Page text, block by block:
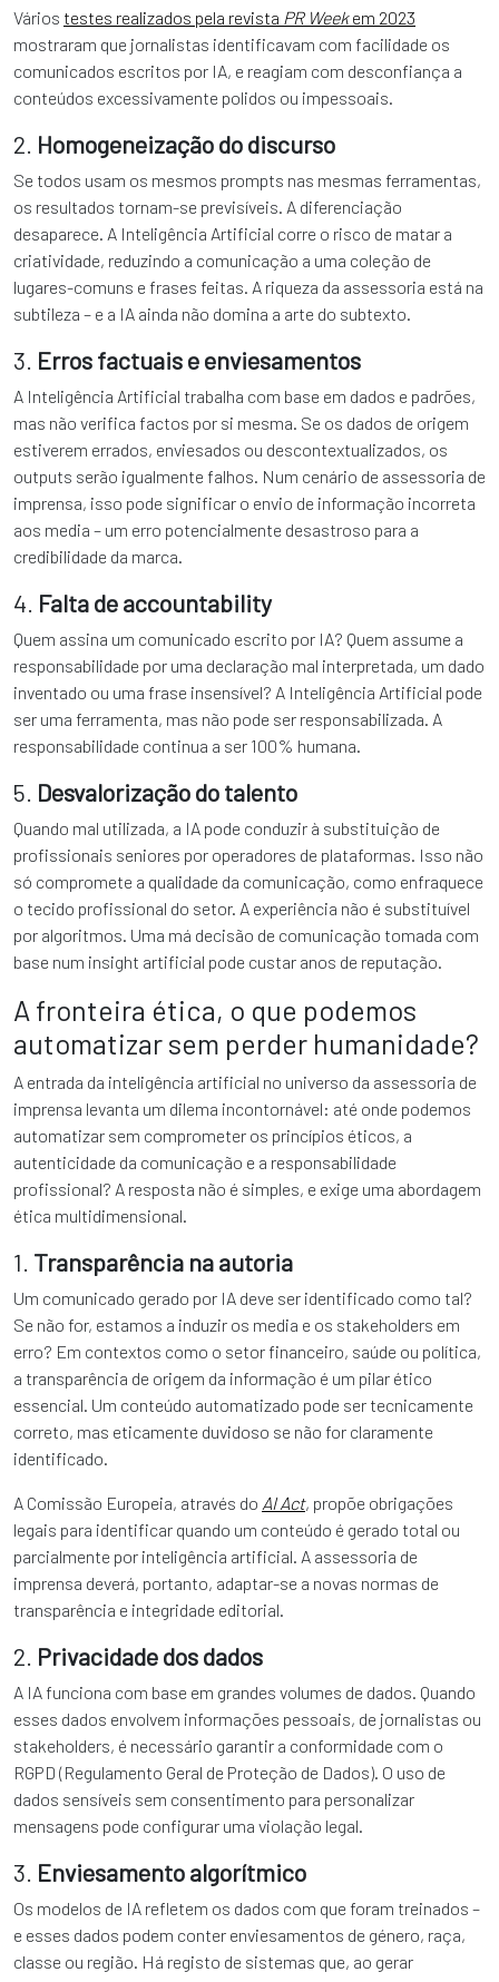
Vários testes realizados pela revista PR Weekem 2023
mostraram que jornalistas identificavam com facilidade os
comunicados escritos por IA, e reagiam com desconfiança a
conteúdos excessivamente polidos ou impessoais.
2. Homogeneização do discurso
Se todos usam os mesmos prompts nas mesmas ferramentas,
os resultados tornam-se previsíveis. A diferenciação
desaparece. A Inteligência Artificial corre o risco de matar a
criatividade, reduzindo a comunicação a uma coleção de
lugares-comuns e frases feitas. A riqueza da assessoria está na
subtileza – e a IA ainda não domina a arte do subtexto.
3. Erros factuais e enviesamentos
A Inteligência Artificial trabalha com base em dados e padrões,
mas não verifica factos por si mesma. Se os dados de origem
estiverem errados, enviesados ou descontextualizados, os
outputs serão igualmente falhos. Num cenário de assessoria de
imprensa, isso pode significar o envio de informação incorreta
aos media – um erro potencialmente desastroso para a
credibilidade da marca.
4. Falta de accountability
Quem assina um comunicado escrito por IA? Quem assume a
responsabilidade por uma declaração mal interpretada, um dado
inventado ou uma frase insensível? A Inteligência Artificial pode
ser uma ferramenta, mas não pode ser responsabilizada. A
responsabilidade continua a ser 100% humana.
5. Desvalorização do talento
Quando mal utilizada, a IA pode conduzir à substituição de
profissionais seniores por operadores de plataformas. Isso não
só compromete a qualidade da comunicação, como enfraquece
o tecido profissional do setor. A experiência não é substituível
por algoritmos. Uma má decisão de comunicação tomada com
base num insight artificial pode custar anos de reputação.
A fronteira ética, o que podemos
automatizar sem perder humanidade?
A entrada da inteligência artificial no universo da assessoria de
imprensa levanta um dilema incontornável: até onde podemos
automatizar sem comprometer os princípios éticos, a
autenticidade da comunicação e a responsabilidade
profissional? A resposta não é simples, e exige uma abordagem
ética multidimensional.
1. Transparência na autoria
Um comunicado gerado por IA deve ser identificado como tal?
Se não for, estamos a induzir os media e os stakeholders em
erro? Em contextos como o setor financeiro, saúde ou política,
a transparência de origem da informação é um pilar ético
essencial. Um conteúdo automatizado pode ser tecnicamente
correto, mas eticamente duvidoso se não for claramente
identificado.
A Comissão Europeia, através do AI Act, propõe obrigações
legais para identificar quando um conteúdo é gerado total ou
parcialmente por inteligência artificial. A assessoria de
imprensa deverá, portanto, adaptar-se a novas normas de
transparência e integridade editorial.
2. Privacidade dos dados
A IA funciona com base em grandes volumes de dados. Quando
esses dados envolvem informações pessoais, de jornalistas ou
stakeholders, é necessário garantir a conformidade com o
RGPD (Regulamento Geral de Proteção de Dados). O uso de
dados sensíveis sem consentimento para personalizar
mensagens pode configurar uma violação legal.
3. Enviesamento algorítmico
Os modelos de IA refletem os dados com que foram treinados –
e esses dados podem conter enviesamentos de género, raça,
classe ou região. Há registo de sistemas que, ao gerar